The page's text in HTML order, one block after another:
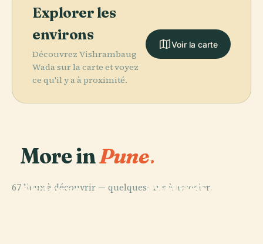
Explorer les
environs
Découvrez Vishrambaug
Wada sur la carte et voyez
ce qu'il y a à proximité.
Voir la carte
More inPune.
67 lieux à découvrir — quelques-uns à associer.
Shaniwar
L'Amitié Pune-
PLACE
Institut de
Troisième